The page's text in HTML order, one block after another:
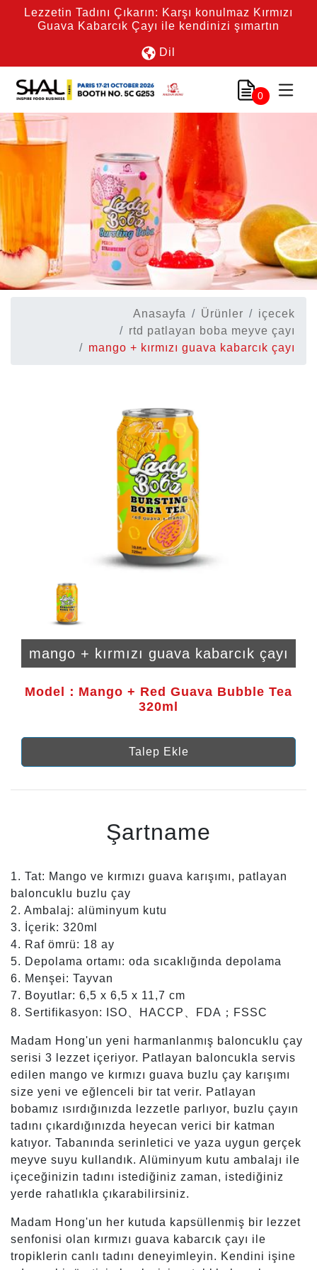
Lezzetin Tadını Çıkarın: Karşı konulmaz Kırmızı
Guava Kabarcık Çayı ile kendinizi şımartın
Dil
0
Anasayfa Ürünler
içecek
rtd patlayan boba meyve çayı
mango + kırmızı guava kabarcık çayı
mango + kırmızı guava kabarcık çayı
Model：Mango + Red Guava Bubble Tea
320ml
Talep Ekle
Şartname
1. Tat: Mango ve kırmızı guava karışımı, patlayan
baloncuklu buzlu çay
2. Ambalaj: alüminyum kutu
3. İçerik: 320ml
4. Raf ömrü: 18 ay
5. Depolama ortamı: oda sıcaklığında depolama
6. Menşei: Tayvan
7. Boyutlar: 6,5 x 6,5 x 11,7 cm
8. Sertifikasyon: ISO、HACCP、FDA；FSSC
Madam Hong'un yeni harmanlanmış baloncuklu çay
serisi 3 lezzet içeriyor. Patlayan baloncukla servis
edilen mango ve kırmızı guava buzlu çay karışımı
size yeni ve eğlenceli bir tat verir. Patlayan
bobamız ısırdığınızda lezzetle parlıyor, buzlu çayın
tadını çıkardığınızda heyecan verici bir katman
katıyor. Tabanında serinletici ve yaza uygun gerçek
meyve suyu kullandık. Alüminyum kutu ambalajı ile
içeceğinizin tadını istediğiniz zaman, istediğiniz
yerde rahatlıkla çıkarabilirsiniz.
Madam Hong'un her kutuda kapsüllenmiş bir lezzet
senfonisi olan kırmızı guava kabarcık çayı ile
tropiklerin canlı tadını deneyimleyin. Kendini işine